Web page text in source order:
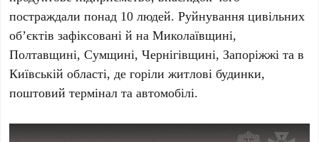
постраждали понад 10 людей. Руйнування цивільних
об’єктів зафіксовані й на Миколаївщині,
Полтавщині, Сумщині, Чернігівщині, Запоріжжі та в
Київській області, де горіли житлові будинки,
поштовий термінал та автомобілі.